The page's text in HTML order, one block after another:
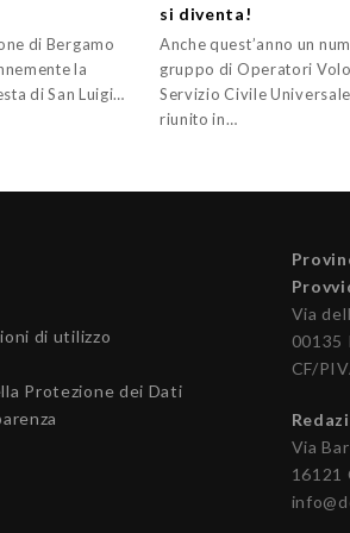
di Bergamo
la
di San Luigi…
si diventa!
Anche quest’anno un
gruppo di Operatori
Servizio Civile
riunito in…
di utilizzo
Protezione dei Dati
Via
00135
CF/
Via
16121